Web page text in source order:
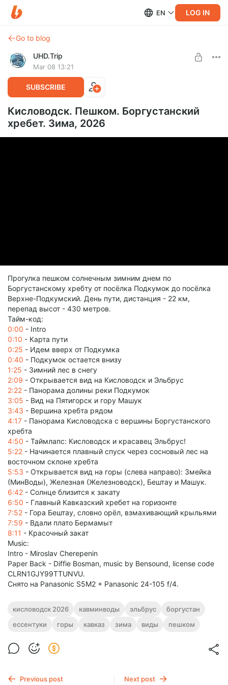
EN LOG IN
Go to blog
UHD.Trip
Mar 08 13:21
SUBSCRIBE
Кисловодск. Пешком. Боргустанский
хребет. Зима, 2026
Прогулка пешком солнечным зимним днем по
Боргустанскому хребту от посёлка Подкумок до посёлка
Верхне-Подкумский. День пути, дистанция - 22 км,
перепад высот - 430 метров.
Тайм-код:
0:00 - Intro
0:10 - Карта пути
0:25 - Идем вверх от Подкумка
0:40 - Подкумок остается внизу
1:25 - Зимний лес в снегу
2:09 - Открывается вид на Кисловодск и Эльбрус
2:22 - Панорама долины реки Подкумок
3:05 - Вид на Пятигорск и гору Машук
3:43 - Вершина хребта рядом
4:17 - Панорама Кисловодска с вершины Боргустанского
хребта
4:50 - Таймлапс: Кисловодск и красавец Эльбрус!
5:22 - Начинается плавный спуск через сосновый лес на
восточном склоне хребта
5:53 - Открывается вид на горы (слева направо): Змейка
(МинВоды), Железная (Железноводск), Бештау и Машук.
6:42 - Солнце близится к закату
6:50 - Главный Кавказский хребет на горизонте
7:52 - Гора Бештау, словно орёл, взмахивающий крыльями
7:59 - Вдали плато Бермамыт
8:11 - Красочный закат
Music:
Intro - Miroslav Cherepenin
Paper Back - Diffie Bosman, music by Bensound, license code
CLRN1GJY99TTUNVU.
Снято на Panasonic S5M2 + Panasonic 24-105 f/4.
кисловодск 2026 кавминводы эльбрус
боргустан
ессентуки
горы кавказ зима виды пешком
Previous post Next post